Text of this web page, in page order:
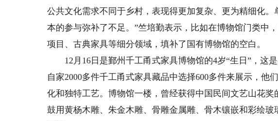
公共文化需求不同于乡村，表现得更加复杂、更为精细化
本的参与弥补了不足。”竺培勤表示，比如在博物馆门类中
项目、古典家具等细分领域，填补了国有博物馆的空白。
12月16日是鄞州千工甬式家具博物馆的4岁“生日”，这
自家2000多件千工甬式家具藏品中选择600多件来展示，他
化和独特工艺。博物馆一楼，曾经获得中国民间文艺山花
鼓用黄杨木雕、朱金木雕、骨雕金属雕、骨木镶嵌和彩绘